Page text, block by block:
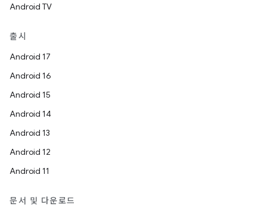
Android TV
출시
Android 17
Android 16
Android 15
Android 14
Android 13
Android 12
Android 11
문서 및 다운로드